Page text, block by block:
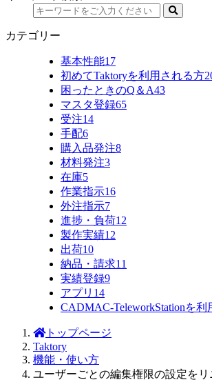
カテゴリー
基本性能17
初めてTaktoryを利用される方
困ったときのQ＆A43
マスタ登録65
受注14
手配6
購入品発注8
材料発注3
在庫5
作業指示16
外注指示7
進捗・負荷12
製作実績12
出荷10
納品・請求11
実績登録9
アプリ 14
CADMAC-TeleworkStationを利
トップページ
Taktory
機能・使い方
ユーザーごとの編集権限の設定を